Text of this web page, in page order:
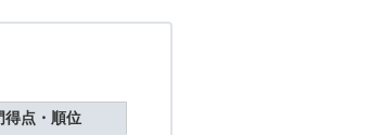
得点・順位